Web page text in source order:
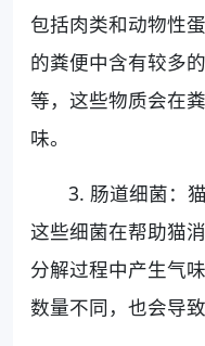
包括肉类和动物性
的粪便中含有较多
等，这些物质会在
味。
3. 肠道细菌：
这些细菌在帮助猫
分解过程中产生气
数量不同，也会导